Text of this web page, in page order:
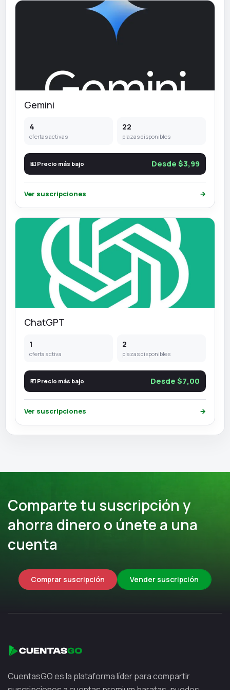
Gemini
4
ofertas activas
22
plazas disponibles
💶 Precio más bajo Desde $3,99
Ver suscripciones →
ChatGPT
1
oferta activa
2
plazas disponibles
💶 Precio más bajo Desde $7,00
Ver suscripciones →
Comparte tu suscripción y
ahorra dinero o únete a una
cuenta
Comprar suscripción Vender suscripción
CuentasGO es la plataforma líder para compartir